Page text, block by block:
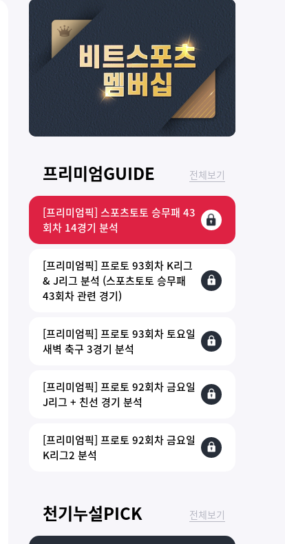
프리미엄GUIDE 전체보기
[프리미엄픽] 스포츠토토 승무패 43
회차 14경기 분석
[프리미엄픽] 프로토 93회차 K리그
& J리그 분석 (스포츠토토 승무패
43회차 관련 경기)
[프리미엄픽] 프로토 93회차 토요일
새벽 축구 3경기 분석
[프리미엄픽] 프로토 92회차 금요일
J리그 + 친선 경기 분석
[프리미엄픽] 프로토 92회차 금요일
K리그2 분석
천기누설PICK 전체보기